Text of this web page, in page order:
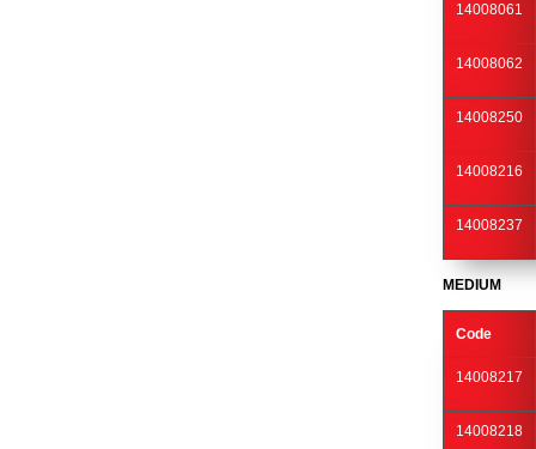
14008061
14008062
14008250
14008216
14008237
MEDIUM
Code
14008217
14008218